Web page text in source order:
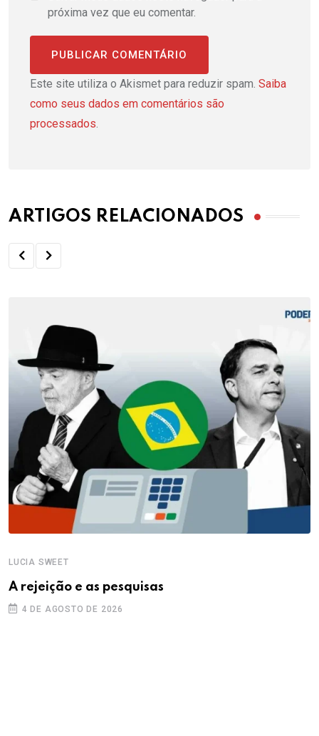
próxima vez que eu comentar.
Este site utiliza o Akismet para reduzir spam. Saiba
como seus dados em comentários são
processados.
ARTIGOS RELACIONADOS
LUCIA SWEET
A rejeição e as pesquisas
4 DE AGOSTO DE 2026